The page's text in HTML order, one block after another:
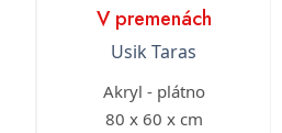
V premenách
Usik Taras
Akryl - plátno
80 x 60 x cm